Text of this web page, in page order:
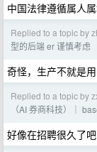
中国法律遵循属人
Replied to a topic by
型的后端 er 谨慎考虑
奇怪，生产不就是
Replied to a topic by
（AI 券商科技）｜
好像在招聘很久了